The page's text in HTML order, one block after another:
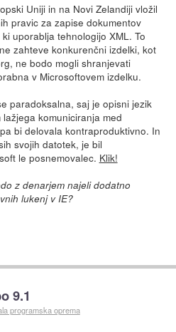
Uniji in na Novi Zelandiji vložil
pravic za zapise dokumentov
uporablja tehnologijo XML. To
zahteve konkurenčni izdelki, kot
ne bodo mogli shranjevati
v Microsoftovem izdelku.
paradoksalna, saj je opisni jezik
komuniciranja med
bi delovala kontraproduktivno. In
svojih datotek, je bil
le posnemovalec. Klik!
z denarjem najeli dodatno
lukenj v IE?
9.1
programska oprema